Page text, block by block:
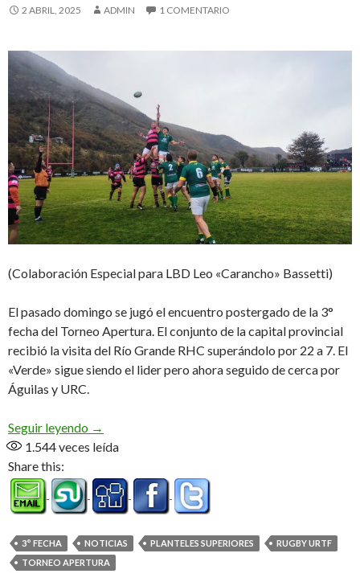
2 ABRIL, 2025 ADMIN 1 COMENTARIO
(Colaboración Especial para LBD Leo «Carancho» Bassetti)
El pasado domingo se jugó el encuentro postergado de la 3°
fecha del Torneo Apertura. El conjunto de la capital provincial
recibió la visita del Río Grande RHC superándolo por 22 a 7. El
«Verde» sigue siendo el lider pero ahora seguido de cerca por
Águilas y URC.
Seguir leyendo Las Águilas acechan
→
1.544veces leída
Share this:
3° FECHA NOTICIAS PLANTELES SUPERIORES
RUGBY URTF
TORNEO APERTURA